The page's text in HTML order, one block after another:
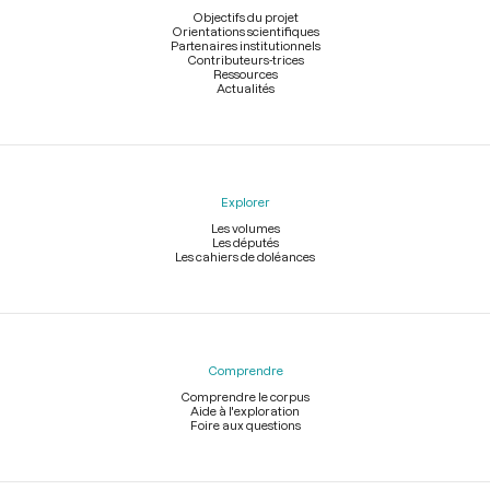
Objectifs du projet
Orientations scientifiques
Partenaires institutionnels
Contributeurs-trices
Ressources
Actualités
Explorer
Les volumes
Les députés
Les cahiers de doléances
Comprendre
Comprendre le corpus
Aide à l'exploration
Foire aux questions